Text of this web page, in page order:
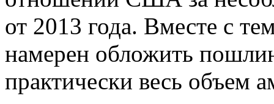
от 2013 года. Вместе с
намерен обложить
практически весь объем